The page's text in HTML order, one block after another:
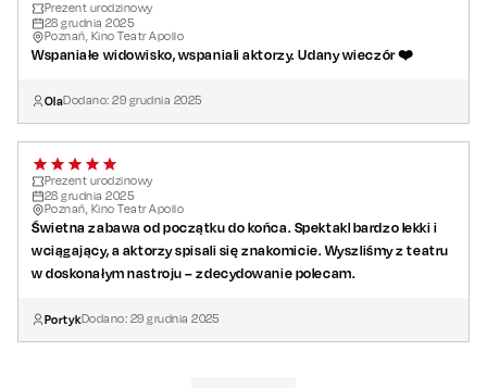
Prezent urodzinowy
28 grudnia 2025
Poznań, Kino Teatr Apollo
Wspaniałe widowisko, wspaniali aktorzy. Udany wieczór ❤️
OlaDodano:29 grudnia 2025
Prezent urodzinowy
28 grudnia 2025
Poznań, Kino Teatr Apollo
Świetna zabawa od początku do końca. Spektakl bardzo lekki i
wciągający, a aktorzy spisali się znakomicie. Wyszliśmy z teatru
w doskonałym nastroju – zdecydowanie polecam.
PortykDodano: 29 grudnia 2025